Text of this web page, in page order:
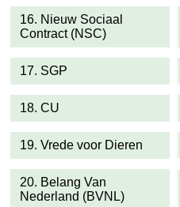
16. Nieuw Sociaal
Contract (NSC)
17. SGP
18. CU
19. Vrede voor Dieren
20. Belang Van
Nederland (BVNL)